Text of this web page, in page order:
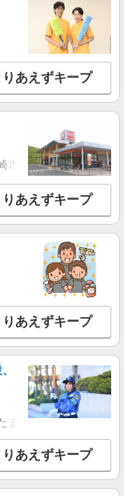
NEW
・組立・検査作業
：2000円 ※休出時
円
詳細を見る
NEW
・ピッキング
円
細を見る
集中◎検品・箱詰め
（就業先により異な
細を見る
りあえずキープ
市・太田市・館林市
りあえずキープ
りあえずキープ
ま市岩槻区・久喜市・
りあえずキープ